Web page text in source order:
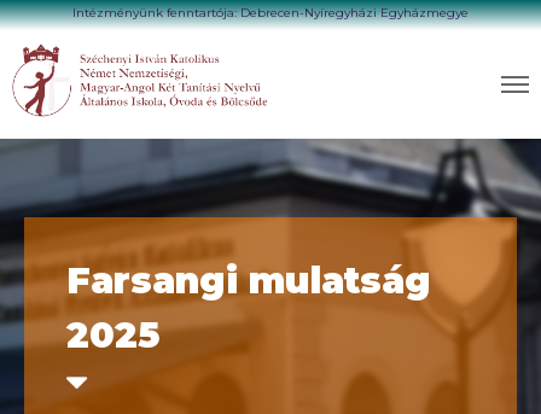
Intézményünk fenntartója: Debrecen-Nyíregyházi Egyházmegye
Farsangi mulatság
2025